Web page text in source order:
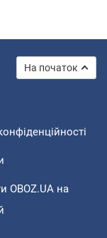
На початок
OBOZ.UA на